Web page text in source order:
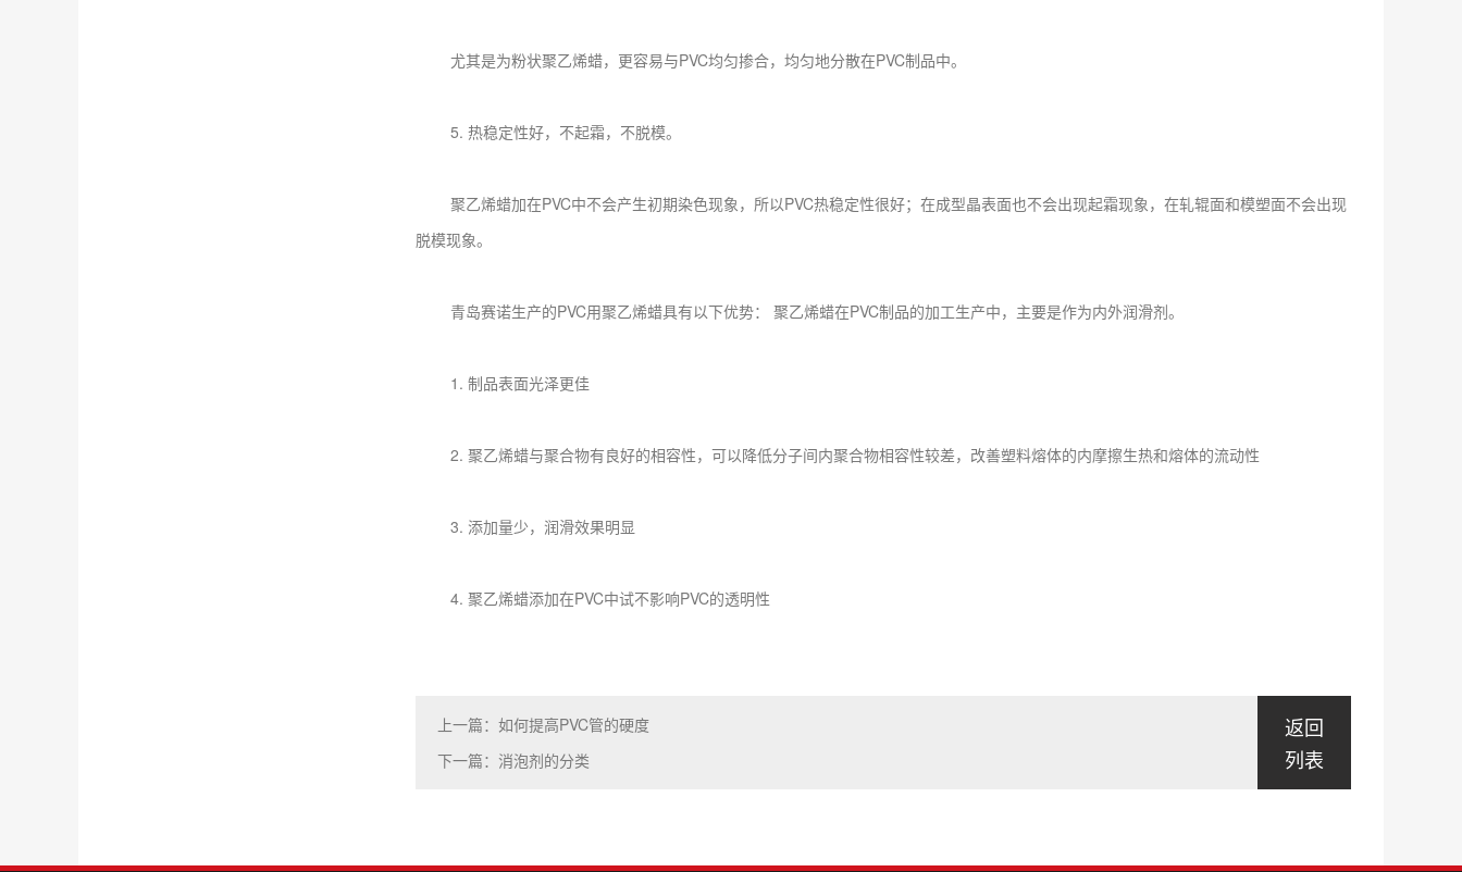
尤其是为粉状聚乙烯蜡，更容易与PVC均匀掺合，均匀地分散在PVC制品中。
5. 热稳定性好，不起霜，不脱模。
聚乙烯蜡加在PVC中不会产生初期染色现象，所以PVC热稳定性很好；在成型晶表面也不会出现起霜现象，在轧辊面和模塑面不会出现
脱模现象。
青岛赛诺生产的PVC用聚乙烯蜡具有以下优势： 聚乙烯蜡在PVC制品的加工生产中，主要是作为内外润滑剂。
1. 制品表面光泽更佳
2. 聚乙烯蜡与聚合物有良好的相容性，可以降低分子间内聚合物相容性较差，改善塑料熔体的内摩擦生热和熔体的流动性
3. 添加量少，润滑效果明显
4. 聚乙烯蜡添加在PVC中试不影响PVC的透明性
上一篇：如何提高PVC管的硬度
下一篇：消泡剂的分类
返回
列表